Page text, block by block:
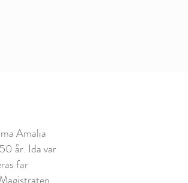
Amalia
år. Ida var
far